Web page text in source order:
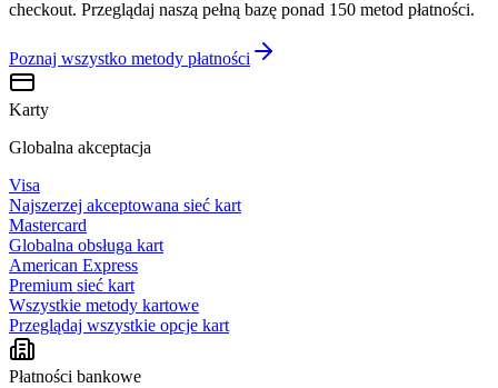
checkout. Przeglądaj naszą pełną bazę ponad 150 metod płatności.
Poznaj wszystko metody płatności
Karty
Globalna akceptacja
Visa
Najszerzej akceptowana sieć kart
Mastercard
Globalna obsługa kart
American Express
Premium sieć kart
Wszystkie metody kartowe
Przeglądaj wszystkie opcje kart
Płatności bankowe